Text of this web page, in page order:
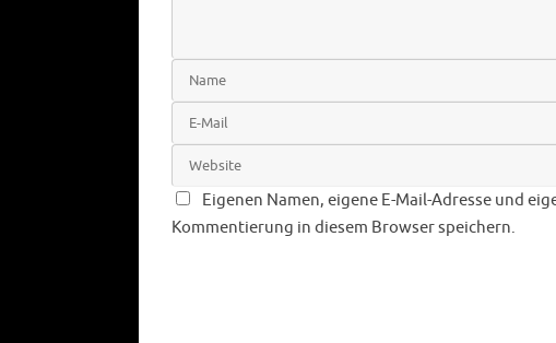
Eigenen Namen, eigene E-Mail-Adresse und
Kommentierung in diesem Browser speichern.